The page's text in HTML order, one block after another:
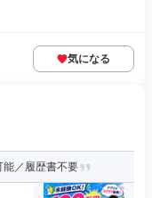
気になる
／履歴書不要